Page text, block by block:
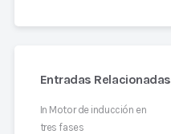
Entradas Relacionadas
In Motor de inducción en
tres fases